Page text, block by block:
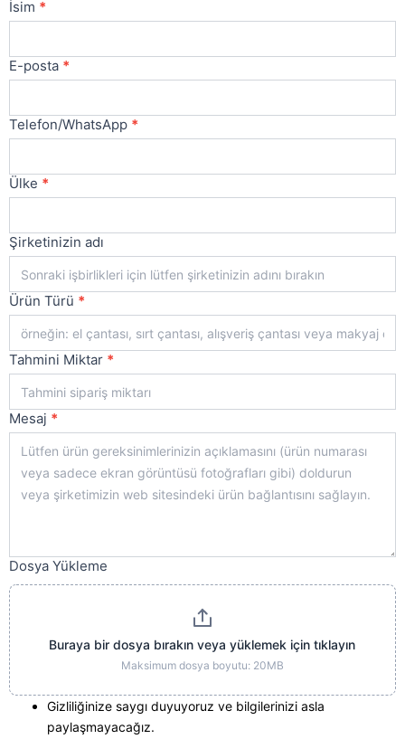
Bize
Ulaşın
İsim *
E-posta *
Telefon/WhatsApp *
Ülke *
Şirketinizin adı
Ürün Türü *
Tahmini Miktar *
Mesaj *
Dosya Yükleme
Buraya bir dosya bırakın veya yüklemek için tıklayın
Maksimum dosya boyutu: 20MB
Gizliliğinize saygı duyuyoruz ve bilgilerinizi asla
paylaşmayacağız.